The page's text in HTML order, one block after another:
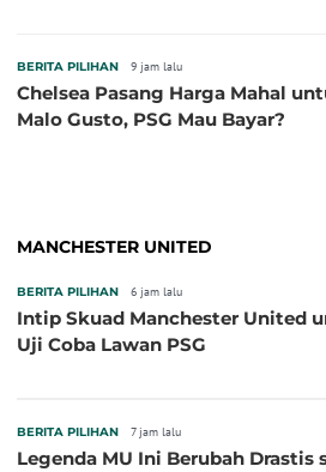
BERITA PILIHAN 9 jam lalu
Chelsea Pasang Harga Mahal
Malo Gusto, PSG Mau Bayar?
MANCHESTER UNITED
BERITA PILIHAN 6 jam lalu
Intip Skuad Manchester United
Uji Coba Lawan PSG
BERITA PILIHAN 7 jam lalu
Legenda MU Ini Berubah Drastis